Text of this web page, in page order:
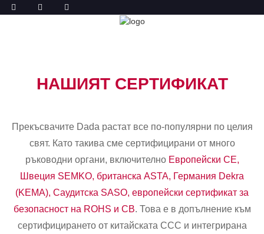
СЕРТИФИЦИРАНЕ
НАШИЯТ СЕРТИФИКАТ
Прекъсвачите Dada растат все по-популярни по целия
свят. Като такива сме сертифицирани от много
ръководни органи, включителноЕвропейски CE,
Швеция SEMKO, британска ASTA, Германия Dekra
(KEMA), Саудитска SASO, европейски сертификат за
безопасност на ROHS и CB. Това е в допълнение към
сертифицирането от китайската CCC и интегрирана